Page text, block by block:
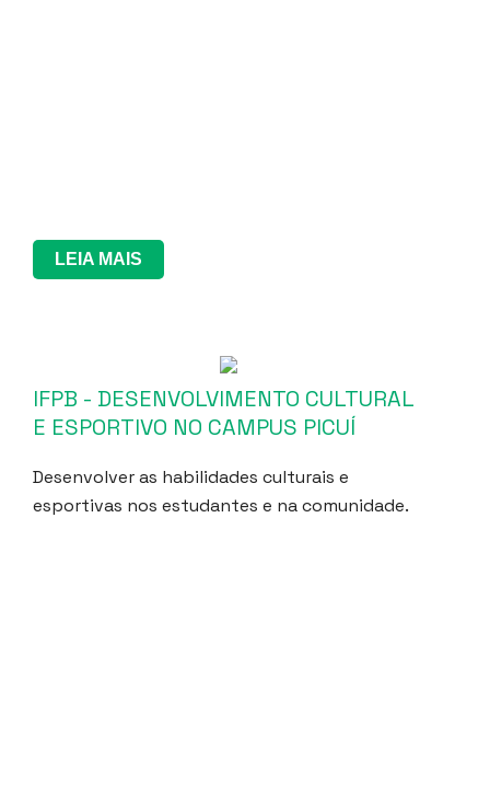
LEIA MAIS
IFPB - DESENVOLVIMENTO CULTURAL
E ESPORTIVO NO CAMPUS PICUÍ
Desenvolver as habilidades culturais e
esportivas nos estudantes e na comunidade.